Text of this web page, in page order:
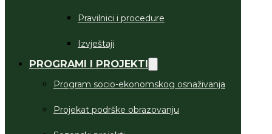
Pravilnici i procedure
Izvještaji
PROGRAMI I PROJEKTI
Program socio-ekonomskog osnaživanja
Projekat podrške obrazovanju